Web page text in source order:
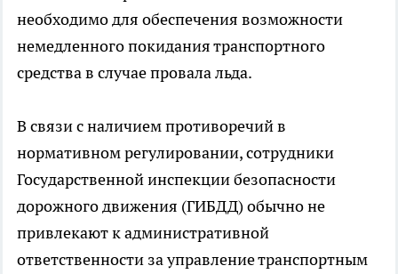
необходимо для обеспечения возможности
немедленного покидания транспортного
средства в случае провала льда.
В связи с наличием противоречий в
нормативном регулировании, сотрудники
Государственной инспекции безопасности
дорожного движения (ГИБДД) обычно не
привлекают к административной
ответственности за управление транспортным